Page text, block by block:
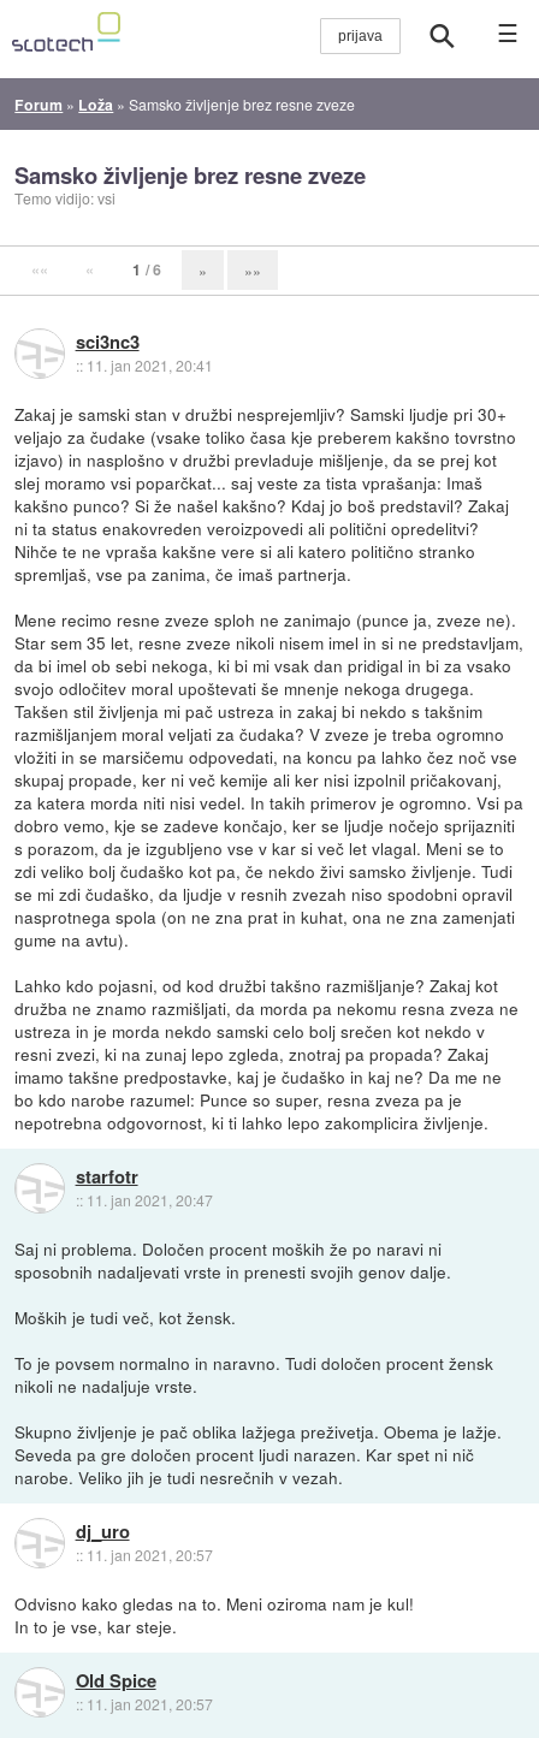
☰
Forum » Loža »Samsko življenje brez resne zveze
Samsko življenje brez resne zveze
Temo vidijo: vsi
«« « 1 / 6 » »»
sci3nc3
:: 11. jan 2021, 20:41
Zakaj je samski stan v družbi nesprejemljiv? Samski ljudje pri 30+
veljajo za čudake (vsake toliko časa kje preberem kakšno tovrstno
izjavo) in nasplošno v družbi prevladuje mišljenje, da se prej kot
slej moramo vsi poparčkat... saj veste za tista vprašanja: Imaš
kakšno punco? Si že našel kakšno? Kdaj jo boš predstavil? Zakaj
ni ta status enakovreden veroizpovedi ali politični opredelitvi?
Nihče te ne vpraša kakšne vere si ali katero politično stranko
spremljaš, vse pa zanima, če imaš partnerja.
Mene recimo resne zveze sploh ne zanimajo (punce ja, zveze ne).
Star sem 35 let, resne zveze nikoli nisem imel in si ne predstavljam,
da bi imel ob sebi nekoga, ki bi mi vsak dan pridigal in bi za vsako
svojo odločitev moral upoštevati še mnenje nekoga drugega.
Takšen stil življenja mi pač ustreza in zakaj bi nekdo s takšnim
razmišljanjem moral veljati za čudaka? V zveze je treba ogromno
vložiti in se marsičemu odpovedati, na koncu pa lahko čez noč vse
skupaj propade, ker ni več kemije ali ker nisi izpolnil pričakovanj,
za katera morda niti nisi vedel. In takih primerov je ogromno. Vsi pa
dobro vemo, kje se zadeve končajo, ker se ljudje nočejo sprijazniti
s porazom, da je izgubljeno vse v kar si več let vlagal. Meni se to
zdi veliko bolj čudaško kot pa, če nekdo živi samsko življenje. Tudi
se mi zdi čudaško, da ljudje v resnih zvezah niso spodobni opravil
nasprotnega spola (on ne zna prat in kuhat, ona ne zna zamenjati
gume na avtu).
Lahko kdo pojasni, od kod družbi takšno razmišljanje? Zakaj kot
družba ne znamo razmišljati, da morda pa nekomu resna zveza ne
ustreza in je morda nekdo samski celo bolj srečen kot nekdo v
resni zvezi, ki na zunaj lepo zgleda, znotraj pa propada? Zakaj
imamo takšne predpostavke, kaj je čudaško in kaj ne? Da me ne
bo kdo narobe razumel: Punce so super, resna zveza pa je
nepotrebna odgovornost, ki ti lahko lepo zakomplicira življenje.
starfotr
:: 11. jan 2021, 20:47
Saj ni problema. Določen procent moških že po naravi ni
sposobnih nadaljevati vrste in prenesti svojih genov dalje.
Moških je tudi več, kot žensk.
To je povsem normalno in naravno. Tudi določen procent žensk
nikoli ne nadaljuje vrste.
Skupno življenje je pač oblika lažjega preživetja. Obema je lažje.
Seveda pa gre določen procent ljudi narazen. Kar spet ni nič
narobe. Veliko jih je tudi nesrečnih v vezah.
dj_uro
:: 11. jan 2021, 20:57
Odvisno kako gledas na to. Meni oziroma nam je kul!
In to je vse, kar steje.
Old Spice
:: 11. jan 2021, 20:57